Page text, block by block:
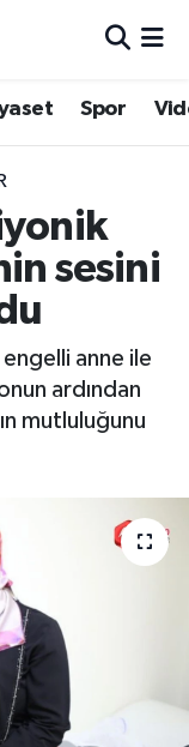
Spor
sesini
anne ile
ardından
mutluluğunu